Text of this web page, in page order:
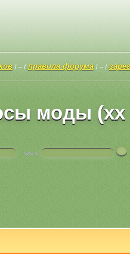
] -- [ правила форума] -- [
моды (xx
пароль